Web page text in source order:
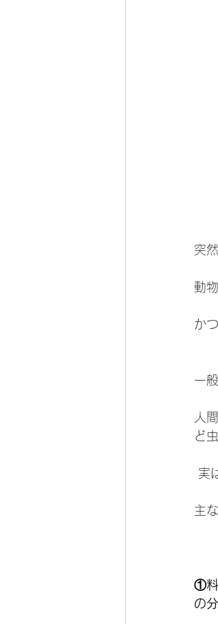
突
動
か
一
人
ど
実
主
①料
の